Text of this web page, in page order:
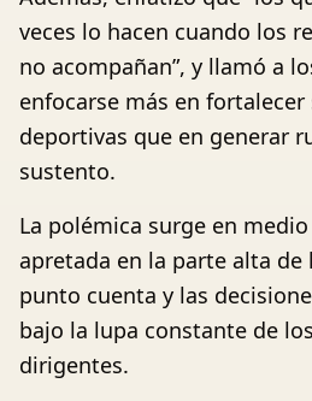
veces lo hacen cuando los
no acompañan”, y llamó a
enfocarse más en
deportivas que en generar
sustento.
La polémica surge en
apretada en la parte alta de
punto cuenta y las
bajo la lupa constante de
dirigentes.